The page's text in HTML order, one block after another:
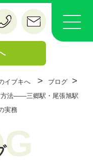
イブキへ > ブログ >
方法——三郷駅・尾張旭駅
実務